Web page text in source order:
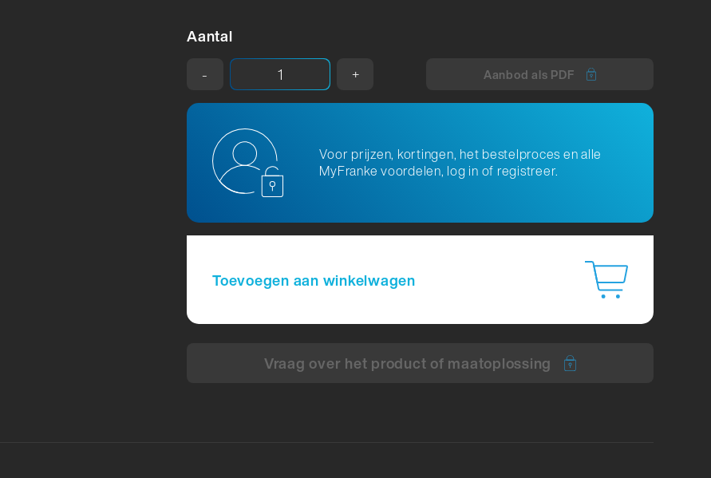
Aantal
-
+ Aanbod als PDF
Voor prijzen, kortingen, het bestelproces en alle
MyFranke voordelen, log in of registreer.
Toevoegen aan winkelwagen
Vraag over het product of maatoplossing